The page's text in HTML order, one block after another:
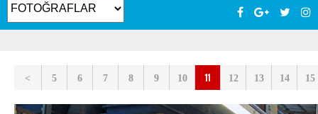
< 5 6 7 8 9 10 11 12 13 14 15